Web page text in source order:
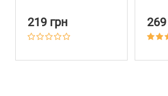
Покрытием
Оранжевый
219 грн